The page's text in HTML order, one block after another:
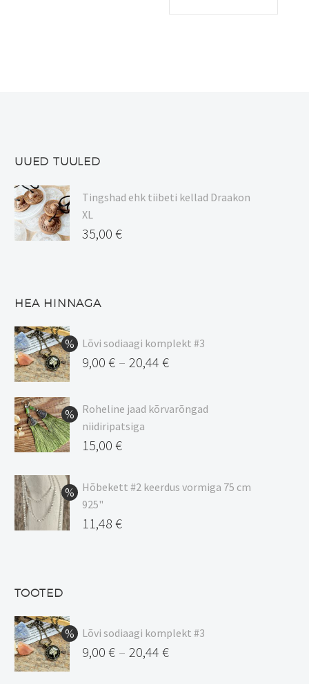
17,00 €
tootel
UUED TUULED
Tingshad ehk tiibeti kellad Draakon
XL
35,00 €
HEA HINNAGA
Lõvi sodiaagi komplekt #3
9,00 € – 20,44 €
9,00 €
kuni
20,44 €
Roheline jaad kõrvarõngad
niidiripatsiga
Algne
oli:
17,00 €.
15,00 €
hind
on:
15,00 €.
Hõbekett #2 keerdus vormiga 75 cm
925"
Algne
11,48 €
TOOTED
Lõvi sodiaagi komplekt #3
9,00 € – 20,44 €